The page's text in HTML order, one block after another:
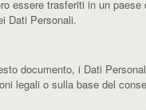
essere trasferiti in un
Dati Personali.
documento, i Dati
legali o sulla base del